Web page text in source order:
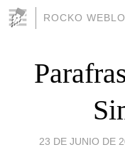
ROCKO
23 DE JUNIO DE